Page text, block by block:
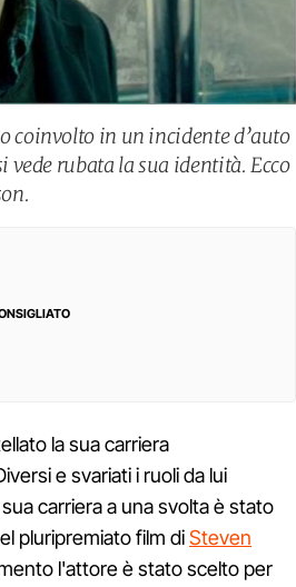
coinvolto in un incidente d’auto
vede rubata la sua identità. Ecco
la sua carriera
e svariati i ruoli da lui
carriera a una svolta è stato
pluripremiato film diSteven
l'attore è stato scelto per